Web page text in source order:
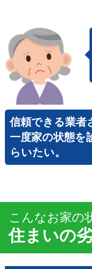
信頼できる業者
一度家の状態を
らいたい。
こんなお家の
住まいの